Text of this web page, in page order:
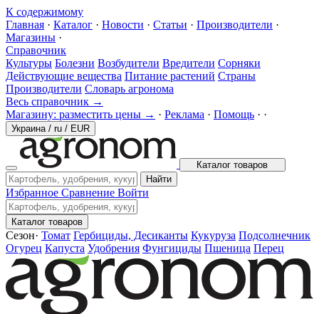
К содержимому
Главная · Каталог · Новости · Статьи · Производители ·
Магазины ·
Справочник
Культуры Болезни Возбудители Вредители Сорняки
Действующие вещества Питание растений Страны
Производители Словарь агронома
Весь справочник →
Магазину: разместить цены → · Реклама · Помощь · ·
Украина / ru / EUR
Каталог товаров
Найти
Избранное Сравнение Войти
Каталог товаров
Сезон· Томат Гербициды, Десиканты Кукуруза Подсолнечник
Огурец Капуста Удобрения Фунгициды Пшеница Перец